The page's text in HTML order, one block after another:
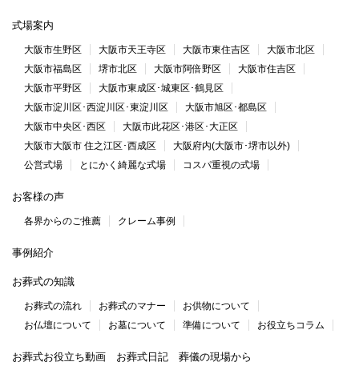
式場案内
大阪市生野区 大阪市天王寺区 大阪市東住吉区
大阪市北区
大阪市福島区
堺市北区 大阪市阿倍野区
大阪市住吉区
大阪市平野区
大阪市東成区･城東区･鶴見区
大阪市淀川区･西淀川区･東淀川区
大阪市旭区･都島区
大阪市中央区･西区
大阪市此花区･港区･大正区
大阪市大阪市 住之江区･西成区
大阪府内(大阪市･堺市以外)
公営式場
とにかく綺麗な式場 コスパ重視の式場
お客様の声
各界からのご推薦 クレーム事例
事例紹介
お葬式の知識
お葬式の流れ お葬式のマナー
お供物について
お仏壇について
お墓について 準備について お役立ちコラム
お葬式お役立ち動画 お葬式日記 葬儀の現場から